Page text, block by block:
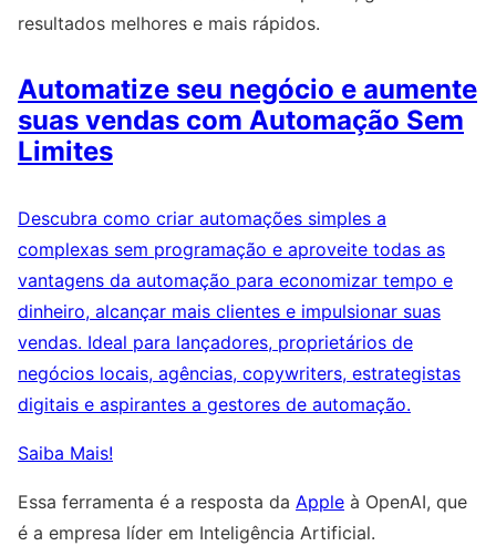
resultados melhores e mais rápidos.
Automatize seu negócio e aumente
suas vendas com Automação Sem
Limites
Descubra como criar automações simples a
complexas sem programação e aproveite todas as
vantagens da automação para economizar tempo e
dinheiro, alcançar mais clientes e impulsionar suas
vendas. Ideal para lançadores, proprietários de
negócios locais, agências, copywriters, estrategistas
digitais e aspirantes a gestores de automação.
Saiba Mais!
Essa ferramenta é a resposta da Apple à OpenAI, que
é a empresa líder em Inteligência Artificial.